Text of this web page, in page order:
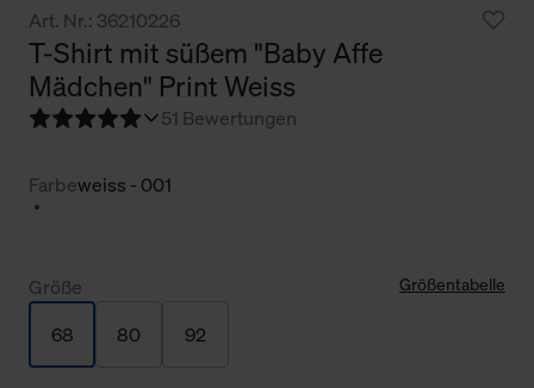
Art. Nr.: 36210226
T-Shirt mit süßem "Baby Affe
Mädchen" Print Weiss
51 Bewertungen
Farbeweiss - 001
Größe Größentabelle
68 80 92